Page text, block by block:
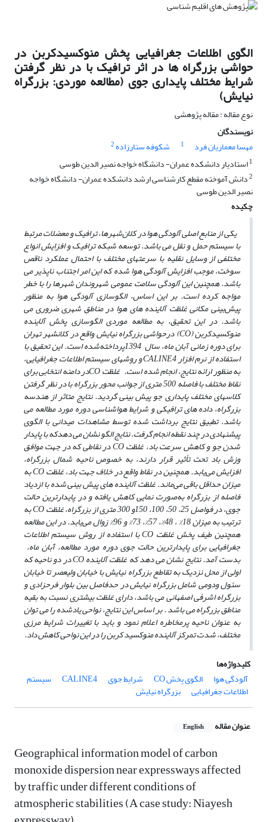
الگوی اطلاعات جغرافیایی پخش منوکسیدکربن در
حواشی بزرگراه‌ ها در اثر ترافیک با در نظر گرفتن
شرایط مختلف پایداری جوی (مطالعه موردی: بزرگراه
نیایش)
نوع مقاله : مقاله پژوهشی
نویسندگان
مهسا معماریان فرد
1 شکوفه ستارزاده2
1استادیار دانشکده عمران- دانشگاه خواجه نصیر الدین طوسی
2دانش آموخته مقطع کارشناسی ارشد دانشکده عمران- دانشگاه خواجه
نصیر الدین طوسی
چکیده
یکی از منابع اصلی آلودگی هوا در کلانشهرها، ترافیک و معضلات مرتبط
با سیستم حمل و نقل می باشد. توسعه شبکه ترافیک و افزایش انواع
مختلفی از وسایل نقلیه با سرعتهای مختلف با احتمال عملکرد ناقص
سوخت، موجب افزایش آلودگی هوا شده که این امر اجتناب ناپذیر می
باشد. همچنین این آلودگی سلامت عمومی شهروندان شهرها را با خطر
مواجه کرده است. بر این اساس، الگو‌سازی آلودگی هوا به منظور
پیش‌بینی مکانی غلظت آلاینده های هوا در مناطق شهری ضروری می
باشد. در این تحقیق، به مطالعه موردی الگو‌سازی پخش آلاینده
منوکسیدکربن (CO) درحواشی بزرگراه نیایش واقع در کلانشهر تهران
برای دوره زمانی آبان ماه، سال 1394پرداخته‌شده است. این تحقیق با
استفاده از نرم افزارCALINE4و روشهای سیستم اطلاعات جغرافیایی،
به منظور ارائه نتایج، انجام شده است. غلظتCOدر دامنه انتخابی برای
نقاط مختلف با فاصله 500 متری از جوانب محور بزرگراه با در نظر گرفتن
کلاسهای مختلف پایداری جو پیش بینی گردید. نتایج متاثر از هندسه
بزرگراه، داده های ترافیکی و شرایط هواشناسی دوره مورد مطالعه می
باشد. تطبیق نتایج برداشت شده توسط مشاهدات میدانی با الگوی
پیشنهادی در چند نقطه انجام گرفت. نتایج الگو نشان می دهدکه با پایدار
شدن جو و کاهش سرعت باد، غلظتCOدر نقاطی که در جهت موافق
وزش باد تحت تأثیر قرار دارند، به خصوص ناحیه شمال بزرگراه،
افزایش می‌یابد. همچنین در نقاط واقع در خلاف جهت باد، غلظتCOبه
میزان حداقل باقی می‌ماند. غلظت آلایندههای پیش بینی شده با ازدیاد
فاصله از بزرگراه بهصورت نمایی کاهش ‌یافته و در پایدارترین حالت
جوی، در فواصل 25، 50، 100، 150و 300 متری از بزرگراه، غلظت COبه
ترتیب به میزان 18% ، 48%، 57%، 73% و 96% زوال می‌یابد. در این مطالعه
همچنین طیف پخش غلظت COبا استفاده از روش سیستم اطلاعات
جغرافیایی برای پایدارترین حالت جوی دوره مورد مطالعه، آبان ماه،
بدست آمد. نتایج نشان می دهد که غلظت آلایندهCOدر دو ناحیه که
اولیاز محل نزدیک به تقاطع بزرگراه نیایش با خیابان ولیعصر تا خیابان
سئول ودومی شامل بزرگراه نیایش در حدفاصل بین بلوار فرحزادی و
بزرگراه اشرفی اصفهانی می باشد، دارای غلظت بیشتری نسبت به بقیه
مناطق بزرگراه می باشد . بر اساس این نتایج، نواحی یادشده را می توان
به عنوان ناحیه پرمخاطره اعلام نمود و باید با تغییرات شرایط مرزی
مختلف، شدت تمرکز آلاینده منوکسید کربن را در این نواحی کاهش داد.
کلیدواژه‌ها
آلودگی هوا
الگوی پخش CO شرایط جوی CALINE4 سیستم
اطلاعات جغرافیایی بزرگراه نیایش
عنوان مقاله English
Geographical information model of carbon
monoxide dispersion near expressways affected
by traffic under different conditions of
atmospheric stabilities (A case study: Niayesh